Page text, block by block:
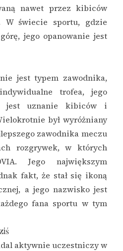
nawet przez kibiców
W świecie sportu, gdzie
jego opanowanie jest
jest typem zawodnika,
trofea, jego
jest uznanie kibiców i
był wyróżniany
zawodnika meczu
rozgrywek, w których
Jego największym
fakt, że stał się ikoną
a jego nazwisko jest
fana sportu w tym
aktywnie uczestniczy w